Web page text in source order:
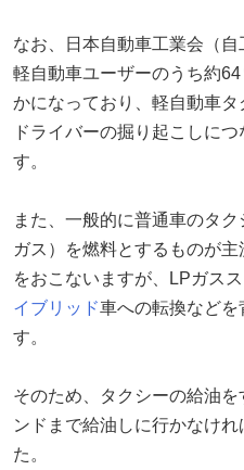
なお、日本自動車工業会（
軽自動車ユーザーのうち約
かになっており、軽自動車
ドライバーの掘り起こしに
す。
また、一般的に普通車のタ
ガス）を燃料とするものが
をおこないますが、LPガス
イブリッド車への転換などを
す。
そのため、タクシーの給油
ンドまで給油しに行かなけ
た。